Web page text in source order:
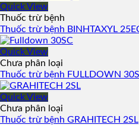
Quick View
Thuốc trừ bệnh
Thuốc trừ bệnh BINHTAXYL
Quick View
Chưa phân loại
Thuốc trừ bệnh FULLDOWN
Quick View
Chưa phân loại
Thuốc trừ bệnh GRAHITECH 2SL